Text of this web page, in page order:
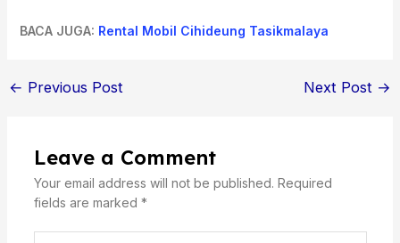
BACA JUGA: Rental Mobil Cihideung Tasikmalaya
← Previous Post Next Post →
Leave a Comment
Your email address will not be published. Required
fields are marked *